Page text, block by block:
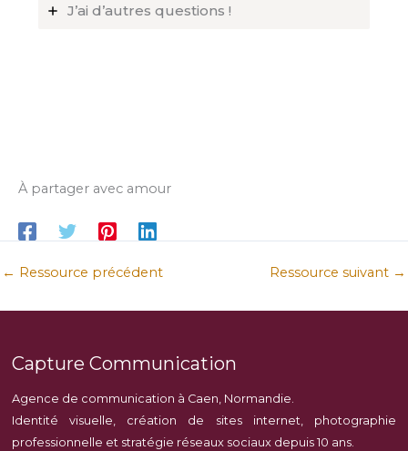
J’ai d’autres questions !
À partager avec amour
← Ressource précédent Ressource suivant →
Capture Communication
Agence de communication à Caen, Normandie.
Identité visuelle, création de sites internet, photographie
professionnelle et stratégie réseaux sociaux depuis 10 ans.